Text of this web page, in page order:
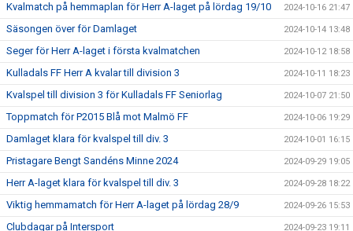
Kvalmatch på hemmaplan för Herr A-laget på lördag 19/10 2024-10-16 21:47
Säsongen över för Damlaget 2024-10-14 13:48
Seger för Herr A-laget i första kvalmatchen 2024-10-12 18:58
Kulladals FF Herr A kvalar till division 3 2024-10-11 18:23
Kvalspel till division 3 för Kulladals FF Seniorlag 2024-10-07 21:50
Toppmatch för P2015 Blå mot Malmö FF 2024-10-06 19:29
Damlaget klara för kvalspel till div. 3 2024-10-01 16:15
Pristagare Bengt Sandéns Minne 2024 2024-09-29 19:05
Herr A-laget klara för kvalspel till div. 3 2024-09-28 18:22
Viktig hemmamatch för Herr A-laget på lördag 28/9 2024-09-26 15:53
Clubdagar på Intersport 2024-09-23 19:11